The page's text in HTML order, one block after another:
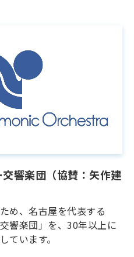
響楽団（協賛：矢作建
め、名古屋を代表する
響楽団」を、30年以上に
ています。